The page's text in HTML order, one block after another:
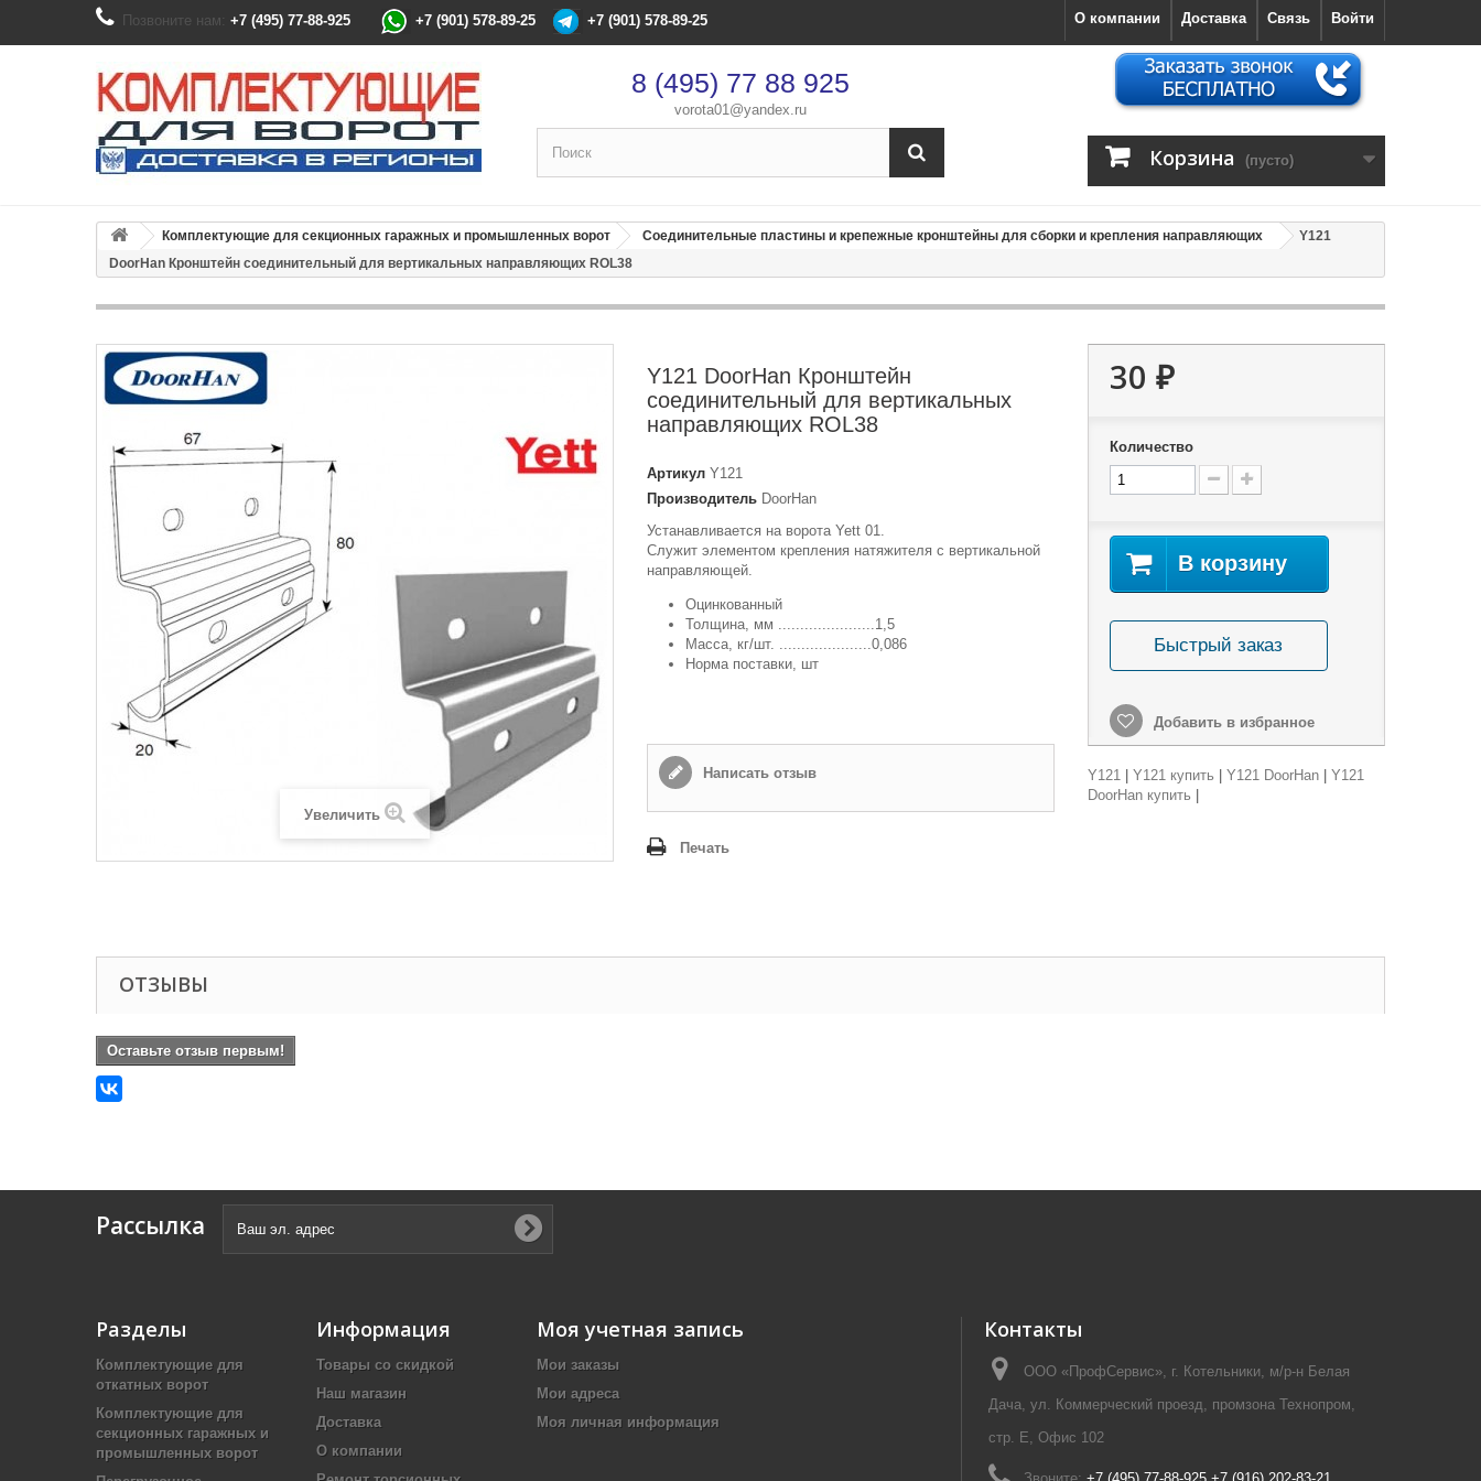
Позвоните нам: +7 (495) 77-88-925 +7 (901) 578-89-25 +7 (901) 578-89-25 Войти
Связь
Доставка
О компании
8 (495) 77 88 925
vorota01@yandex.ru
Корзина (пусто)
Комплектующие для секционных гаражных и промышленных ворот Соединительные пластины и крепежные кронштейны для сборки и крепления направляющих
Y121
DoorHan Кронштейн соединительный для вертикальных направляющих ROL38
Увеличить
Y121 DoorHan Кронштейн
соединительный для вертикальных
направляющих ROL38
Артикул Y121
Производитель DoorHan
Устанавливается на ворота Yett 01.
Служит элементом крепления натяжителя с вертикальной
направляющей.
Оцинкованный
Толщина, мм ......................1,5
Масса, кг/шт. .....................0,086
Норма поставки, шт
Написать отзыв
Печать
30 ₽
Количество
В корзину
Быстрый заказ
Добавить в избранное
Y121| Y121 купить Y121 DoorHan| Y121
DoorHan купить
ОТЗЫВЫ
Оставьте отзыв первым!
Рассылка
Разделы
Комплектующие для
откатных ворот
Комплектующие для
секционных гаражных и
промышленных ворот
Информация
Товары со скидкой
Наш магазин
Доставка
О компании
Моя учетная запись
Мои заказы
Мои адреса
Моя личная информация
Контакты
ООО «ПрофСервис», г. Котельники, м/р-н Белая
Дача, ул. Коммерческий проезд, промзона Технопром,
стр. Е, Офис 102
После оформления заказа с вами свяжется менеджер
Имя*
Email
Способ доставки *
Время доставки: стоимость доставки по тарифам СДЭК
оплачивается при получении
Адрес если нужен
Способ оплаты